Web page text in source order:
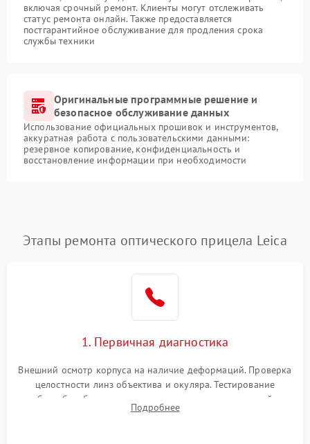
включая срочный ремонт. Клиенты могут отслеживать
статус ремонта онлайн. Также предоставляется
постгарантийное обслуживание для продления срока
службы техники
Оригинальные программные решение и
безопасное обслуживание данных
Использование официальных прошивок и инструментов,
аккуратная работа с пользовательскими данными:
резервное копирование, конфиденциальность и
восстановление информации при необходимости
Этапы ремонта оптического прицела Leica
1. Первичная диагностика
Внешний осмотр корпуса на наличие деформаций. Проверка
целостности линз объектива и окуляра. Тестирование
работы барабанчиков ввода поправок, кольца отстройки
параллакса и зума. Выявление сколов, внутренних
Подробнее